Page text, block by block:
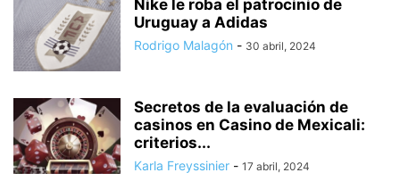
Nike le roba el patrocinio de
Uruguay a Adidas
Rodrigo Malagón - 30 abril, 2024
Secretos de la evaluación de
casinos en Casino de Mexicali:
сriterios...
Karla Freyssinier - 17 abril, 2024